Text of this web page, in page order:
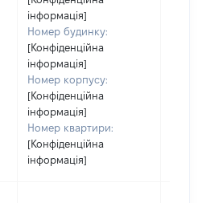
інформація]
Номер будинку:
[Конфіденційна
інформація]
Номер корпусу:
[Конфіденційна
інформація]
Номер квартири:
[Конфіденційна
інформація]